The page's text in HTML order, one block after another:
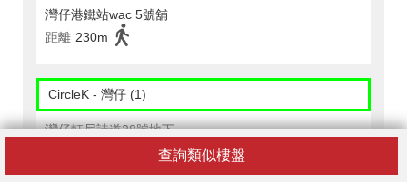
查詢類似樓盤
灣仔港鐵站wac 5號舖
距離 230m
CircleK - 灣仔 (1)
灣仔軒尼詩道38號地下